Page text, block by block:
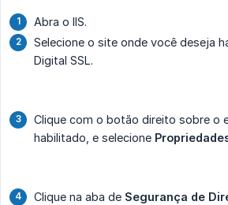
Abra o IIS.
Selecione o site onde você deseja
Digital SSL.
Clique com o botão direito sobre o
habilitado, e selecione
Clique na aba de Segurança de